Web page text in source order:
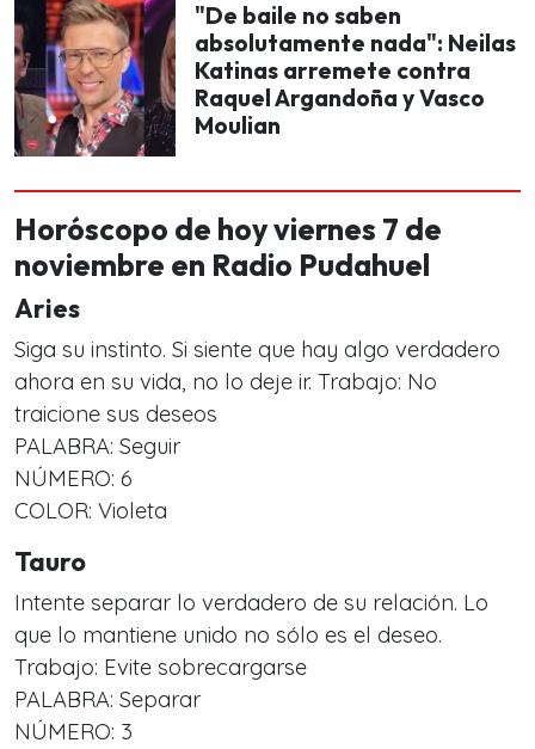
"De baile no saben
absolutamente nada": Neilas
Katinas arremete contra
Raquel Argandoña y Vasco
Moulian
Horóscopo de hoy viernes 7 de
noviembre en Radio Pudahuel
Aries
Siga su instinto. Si siente que hay algo verdadero
ahora en su vida, no lo deje ir. Trabajo: No
traicione sus deseos
PALABRA: Seguir
NÚMERO: 6
COLOR: Violeta
Tauro
Intente separar lo verdadero de su relación. Lo
que lo mantiene unido no sólo es el deseo.
Trabajo: Evite sobrecargarse
PALABRA: Separar
NÚMERO: 3